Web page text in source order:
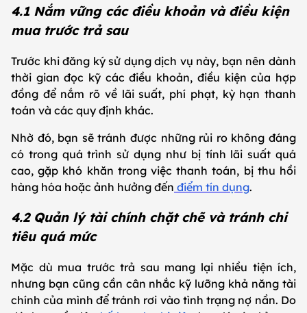
4.1 Nắm vững các điều khoản và điều kiện
mua trước trả sau
Trước khi đăng ký sử dụng dịch vụ này, bạn nên dành
thời gian đọc kỹ các điều khoản, điều kiện của hợp
đồng để nắm rõ về lãi suất, phí phạt, kỳ hạn thanh
toán và các quy định khác.
Nhờ đó, bạn sẽ tránh được những rủi ro không đáng
có trong quá trình sử dụng như bị tính lãi suất quá
cao, gặp khó khăn trong việc thanh toán, bị thu hồi
hàng hóa hoặc ảnh hưởng đến điểm tín dụng.
4.2 Quản lý tài chính chặt chẽ và tránh chi
tiêu quá mức
Mặc dù mua trước trả sau mang lại nhiều tiện ích,
nhưng bạn cũng cần cân nhắc kỹ lưỡng khả năng tài
chính của mình để tránh rơi vào tình trạng nợ nần. Do